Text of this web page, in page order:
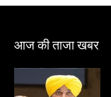
आज की ताजा खबर